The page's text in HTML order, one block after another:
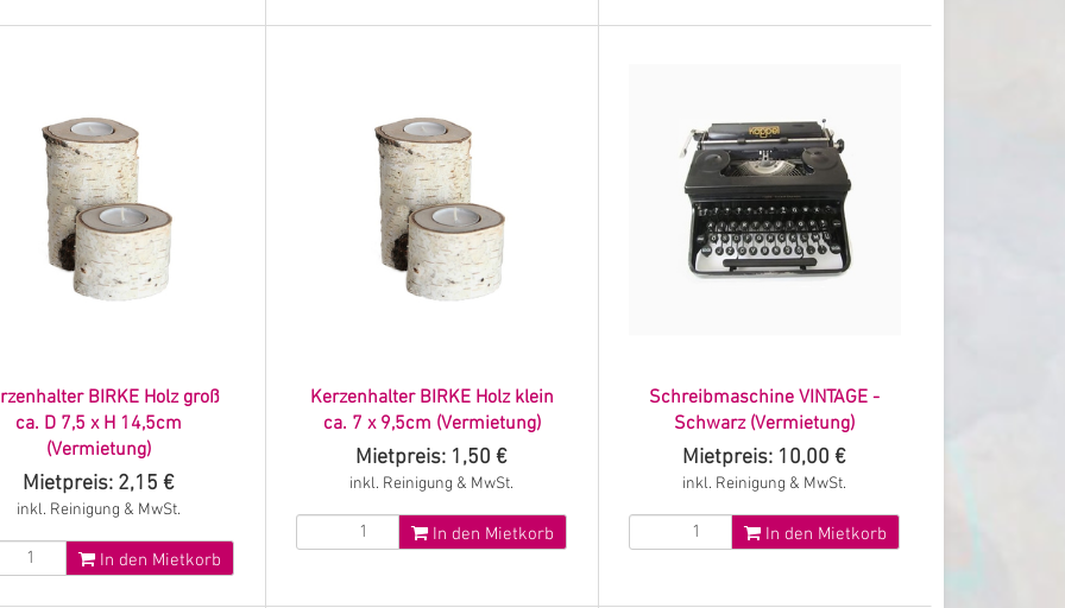
BIRKE Holz groß
ca. D 7,5 x H 14,5cm
(Vermietung)
Mietpreis: 2,15 €
inkl. Reinigung & MwSt.
In den Mietkorb
Kerzenhalter BIRKE Holz klein
ca. 7 x 9,5cm (Vermietung)
Mietpreis: 1,50 €
inkl. Reinigung & MwSt.
In den Mietkorb
Schreibmaschine VINTAGE -
Schwarz (Vermietung)
Mietpreis: 10,00 €
inkl. Reinigung & MwSt.
In den Mietkorb